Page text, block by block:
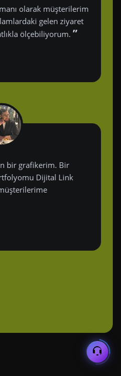
olarak müşterilerim
gelen ziyaret
ölçebiliyorum. ”
bir grafikerim. Bir
Dijital Link